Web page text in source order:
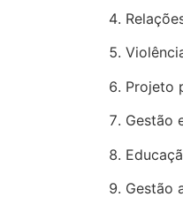
Projeto
Gestão
Gestão